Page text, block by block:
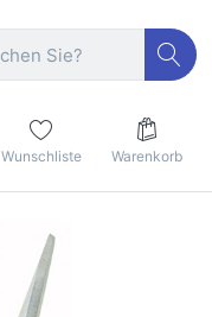
Wunschliste Warenkorb